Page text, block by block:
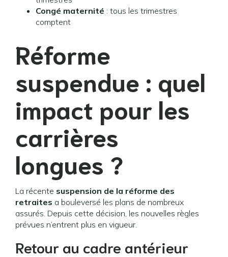
Congé maternité : tous les trimestres
comptent
Réforme
suspendue : quel
impact pour les
carrières
longues ?
La récente suspension de la réforme des
retraites a bouleversé les plans de nombreux
assurés. Depuis cette décision, les nouvelles règles
prévues n’entrent plus en vigueur.
Retour au cadre antérieur